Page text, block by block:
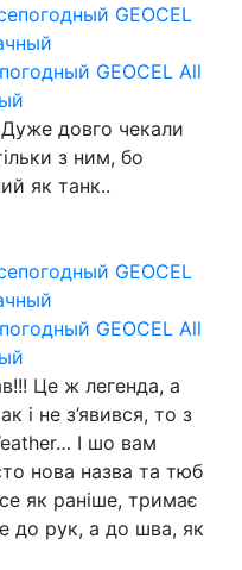
GEOCEL All
довго чекали
з ним, бо
як танк..
GEOCEL All
Це ж легенда, а
і не з’явився, то з
І шо вам
нова назва та тюб
як раніше, тримає
до рук, а до шва, як